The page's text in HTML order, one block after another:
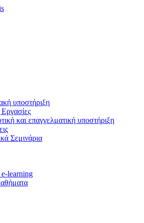
υποστήριξη
Εργασίες
και επαγγελματική υποστήριξη
Σεμινάρια
learning